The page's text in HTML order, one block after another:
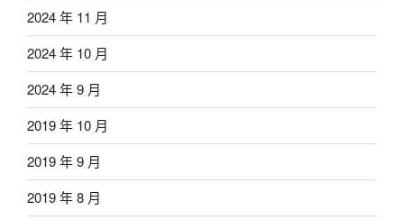
2024 年 11 月
2024 年 10 月
2024 年 9 月
2019 年 10 月
2019 年 9 月
2019 年 8 月